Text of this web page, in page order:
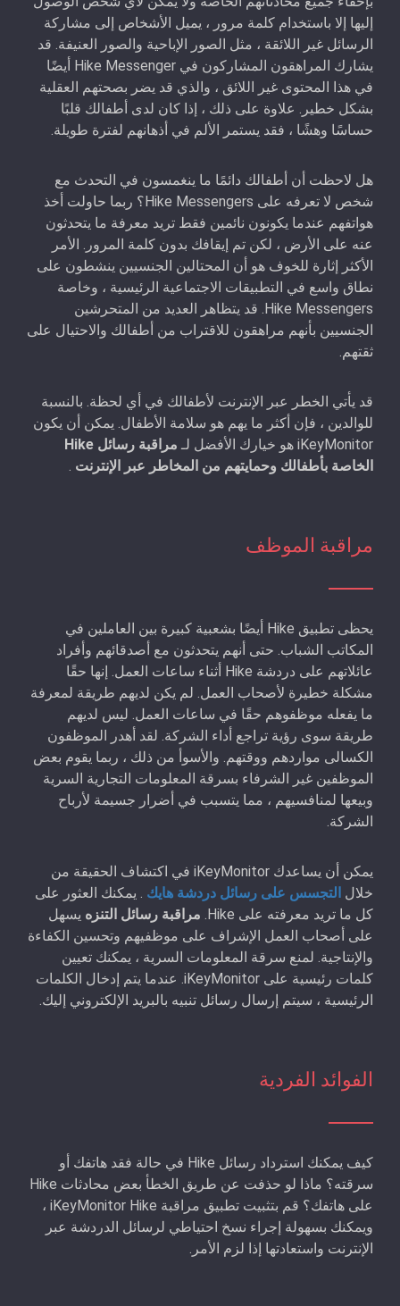
إليها إلا باستخدام كلمة مرور ، يميل الأشخاص إلى مشاركة
الرسائل غير اللائقة ، مثل الصور الإباحية والصور العنيفة. قد
يشارك المراهقون المشاركون في Hike Messenger أيضًا
في هذا المحتوى غير اللائق ، والذي قد يضر بصحتهم العقلية
بشكل خطير. علاوة على ذلك ، إذا كان لدى أطفالك قلبًا
حساسًا وهشًا ، فقد يستمر الألم في أذهانهم لفترة طويلة.
هل لاحظت أن أطفالك دائمًا ما ينغمسون في التحدث مع
شخص لا تعرفه على Hike Messengers؟ ربما حاولت أخذ
هواتفهم عندما يكونون نائمين فقط تريد معرفة ما يتحدثون
عنه على الأرض ، لكن تم إيقافك بدون كلمة المرور. الأمر
الأكثر إثارة للخوف هو أن المحتالين الجنسيين ينشطون على
نطاق واسع في التطبيقات الاجتماعية الرئيسية ، وخاصة
Hike Messengers. قد يتظاهر العديد من المتحرشين
الجنسيين بأنهم مراهقون للاقتراب من أطفالك والاحتيال على
ثقتهم.
قد يأتي الخطر عبر الإنترنت لأطفالك في أي لحظة. بالنسبة
للوالدين ، فإن أكثر ما يهم هو سلامة الأطفال. يمكن أن يكون
iKeyMonitor هو خيارك الأفضل لـ
مراقبة رسائل Hike
الخاصة بأطفالك وحمايتهم من المخاطر عبر الإنترنت
مراقبة الموظف
يحظى تطبيق Hike أيضًا بشعبية كبيرة بين العاملين في
المكاتب الشباب. حتى أنهم يتحدثون مع أصدقائهم وأفراد
عائلاتهم على دردشة Hike أثناء ساعات العمل. إنها حقًا
مشكلة خطيرة لأصحاب العمل. لم يكن لديهم طريقة لمعرفة
ما يفعله موظفوهم حقًا في ساعات العمل. ليس لديهم
طريقة سوى رؤية تراجع أداء الشركة. لقد أهدر الموظفون
الكسالى مواردهم ووقتهم. والأسوأ من ذلك ، ربما يقوم بعض
الموظفين غير الشرفاء بسرقة المعلومات التجارية السرية
وبيعها لمنافسيهم ، مما يتسبب في أضرار جسيمة لأرباح
الشركة.
يمكن أن يساعدك iKeyMonitor في اكتشاف الحقيقة من
خلال التجسس على رسائل دردشة هايك . يمكنك العثور على
كل ما تريد معرفته على Hike.
مراقبة رسائل التنزه يسهل
على أصحاب العمل الإشراف على موظفيهم وتحسين الكفاءة
والإنتاجية. لمنع سرقة المعلومات السرية ، يمكنك تعيين
كلمات رئيسية على iKeyMonitor. عندما يتم إدخال الكلمات
الرئيسية ، سيتم إرسال رسائل تنبيه بالبريد الإلكتروني إليك.
الفوائد الفردية
كيف يمكنك استرداد رسائل Hike في حالة فقد هاتفك أو
سرقته؟ ماذا لو حذفت عن طريق الخطأ بعض محادثات Hike
على هاتفك؟ قم بتثبيت تطبيق مراقبة iKeyMonitor Hike ،
ويمكنك بسهولة إجراء نسخ احتياطي لرسائل الدردشة عبر
الإنترنت واستعادتها إذا لزم الأمر.